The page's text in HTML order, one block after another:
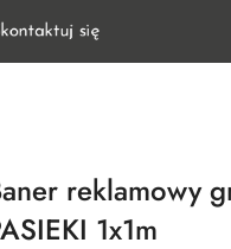
reklamowy
1x1m